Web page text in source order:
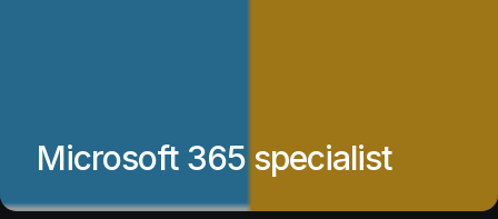
Microsoft 365 specialist